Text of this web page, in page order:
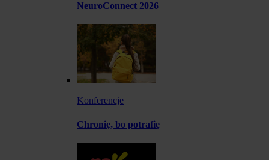
NeuroConnect 2026
Konferencje
Chronię, bo potrafię